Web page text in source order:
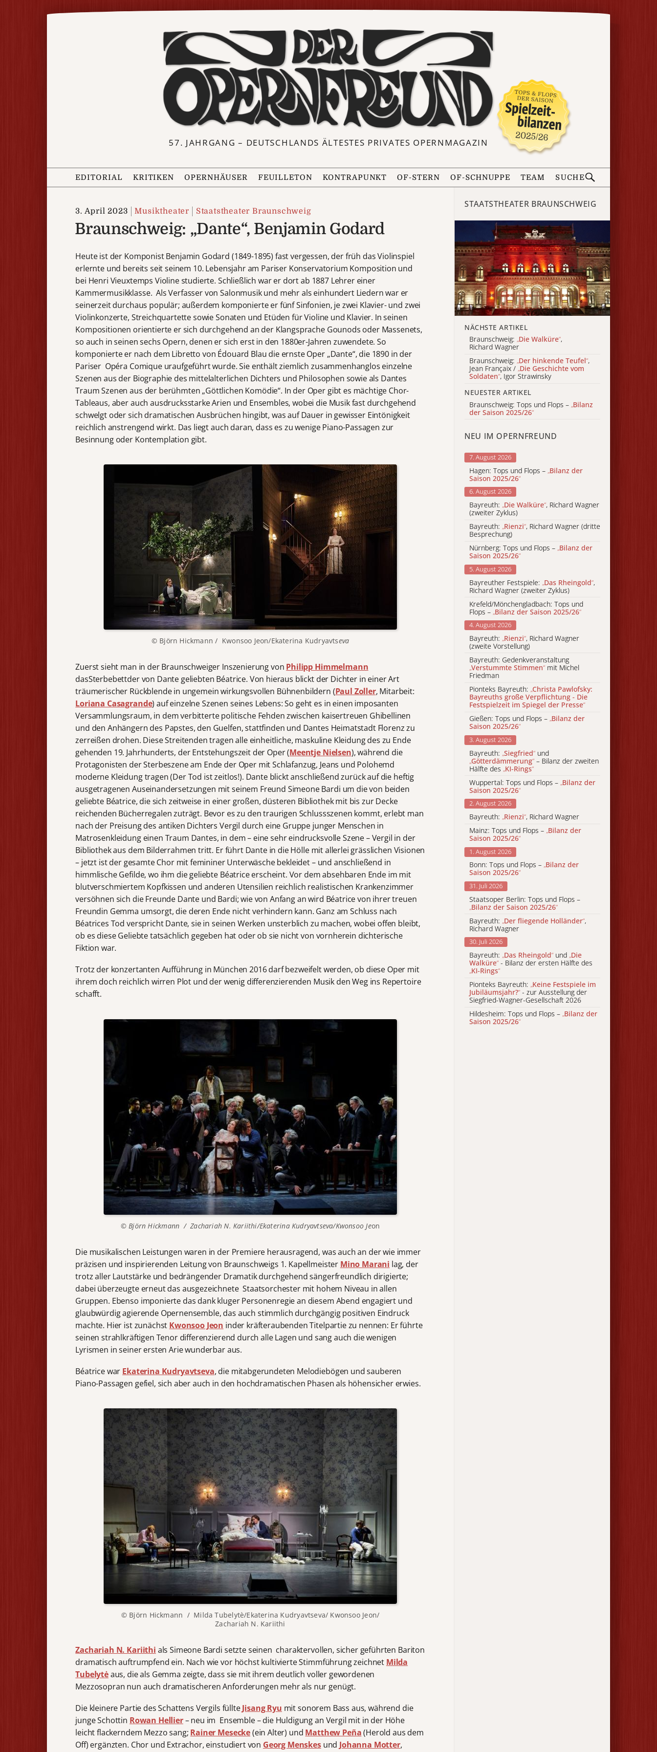
57. JAHRGANG – DEUTSCHLANDS ÄLTESTES PRIVATES OPERNMAGAZIN
EDITORIAL KRITIKEN OPERNHÄUSER FEUILLETON KONTRAPUNKT OF-STERN OF-SCHNUPPE TEAM SUCHE
3. April 2023 Musiktheater Staatstheater Braunschweig
Braunschweig: „Dante“, Benjamin Godard
Heute ist der Komponist Benjamin Godard (1849-1895) fast vergessen, der früh das Violinspiel
erlernte und bereits seit seinem 10. Lebensjahr am Pariser Konservatorium Komposition und
bei Henri Vieuxtemps Violine studierte. Schließlich war er dort ab 1887 Lehrer einer
Kammermusikklasse. Als Verfasser von Salonmusik und mehr als einhundert Liedern war er
seinerzeit durchaus populär; außerdem komponierte er fünf Sinfonien, je zwei Klavier- und zwei
Violinkonzerte, Streichquartette sowie Sonaten und Etüden für Violine und Klavier. In seinen
Kompositionen orientierte er sich durchgehend an der Klangsprache Gounods oder Massenets,
so auch in seinen sechs Opern, denen er sich erst in den 1880er-Jahren zuwendete. So
komponierte er nach dem Libretto von Édouard Blau die ernste Oper „Dante“, die 1890 in der
Pariser Opéra Comique uraufgeführt wurde. Sie enthält ziemlich zusammenhanglos einzelne
Szenen aus der Biographie des mittelalterlichen Dichters und Philosophen sowie als Dantes
Traum Szenen aus der berühmten „Göttlichen Komödie“. In der Oper gibt es mächtige Chor-
Tableaus, aber auch ausdrucksstarke Arien und Ensembles, wobei die Musik fast durchgehend
schwelgt oder sich dramatischen Ausbrüchen hingibt, was auf Dauer in gewisser Eintönigkeit
reichlich anstrengend wirkt. Das liegt auch daran, dass es zu wenige Piano-Passagen zur
Besinnung oder Kontemplation gibt.
© Björn Hickmann / Kwonsoo Jeon/Ekaterina Kudryavtseva
Zuerst sieht man in der Braunschweiger Inszenierung von Philipp Himmelmann
dasSterbebettder von Dante geliebten Béatrice. Von hieraus blickt der Dichter in einer Art
träumerischer Rückblende in ungemein wirkungsvollen Bühnenbildern (Paul Zoller, Mitarbeit:
Loriana Casagrande) auf einzelne Szenen seines Lebens: So geht es in einen imposanten
Versammlungsraum, in dem verbitterte politische Fehden zwischen kaisertreuen Ghibellinen
und den Anhängern des Papstes, den Guelfen, stattfinden und Dantes Heimatstadt Florenz zu
zerreißen drohen. Diese Streitenden tragen alle einheitliche, maskuline Kleidung des zu Ende
gehenden 19. Jahrhunderts, der Entstehungszeit der Oper (Meentje Nielsen), während die
Protagonisten der Sterbeszene am Ende der Oper mit Schlafanzug, Jeans und Polohemd
moderne Kleidung tragen (Der Tod ist zeitlos!). Dante blickt anschließend zurück auf die heftig
ausgetragenen Auseinandersetzungen mit seinem Freund Simeone Bardi um die von beiden
geliebte Béatrice, die sich zeitweise in einer großen, düsteren Bibliothek mit bis zur Decke
reichenden Bücherregalen zuträgt. Bevor es zu den traurigen Schlussszenen kommt, erlebt man
nach der Preisung des antiken Dichters Vergil durch eine Gruppe junger Menschen in
Matrosenkleidung einen Traum Dantes, in dem – eine sehr eindrucksvolle Szene – Vergil in der
Bibliothek aus dem Bilderrahmen tritt. Er führt Dante in die Hölle mit allerlei grässlichen Visionen
– jetzt ist der gesamte Chor mit femininer Unterwäsche bekleidet – und anschließend in
himmlische Gefilde, wo ihm die geliebte Béatrice erscheint. Vor dem absehbaren Ende im mit
blutverschmiertem Kopfkissen und anderen Utensilien reichlich realistischen Krankenzimmer
versöhnen sich die Freunde Dante und Bardi; wie von Anfang an wird Béatrice von ihrer treuen
Freundin Gemma umsorgt, die deren Ende nicht verhindern kann. Ganz am Schluss nach
Béatrices Tod verspricht Dante, sie in seinen Werken unsterblich zu machen, wobei offen bleibt,
ob es diese Geliebte tatsächlich gegeben hat oder ob sie nicht von vornherein dichterische
Fiktion war.
Trotz der konzertanten Aufführung in München 2016 darf bezweifelt werden, ob diese Oper mit
ihrem doch reichlich wirren Plot und der wenig differenzierenden Musik den Weg ins Repertoire
schafft.
© Björn Hickmann / Zachariah N. Kariithi/Ekaterina Kudryavtseva/Kwonsoo Jeon
Die musikalischen Leistungen waren in der Premiere herausragend, was auch an der wie immer
präzisen und inspirierenden Leitung von Braunschweigs 1. Kapellmeister Mino Marani lag, der
trotz aller Lautstärke und bedrängender Dramatik durchgehend sängerfreundlich dirigierte;
dabei überzeugte erneut das ausgezeichnete Staatsorchester mit hohem Niveau in allen
Gruppen. Ebenso imponierte das dank kluger Personenregie an diesem Abend engagiert und
glaubwürdig agierende Opernensemble, das auch stimmlich durchgängig positiven Eindruck
machte. Hier ist zunächst Kwonsoo Jeon inder kräfteraubenden Titelpartie zu nennen: Er führte
seinen strahlkräftigen Tenor differenzierend durch alle Lagen und sang auch die wenigen
Lyrismen in seiner ersten Arie wunderbar aus.
Béatrice war Ekaterina Kudryavtseva, die mitabgerundeten Melodiebögen und sauberen
Piano-Passagen gefiel, sich aber auch in den hochdramatischen Phasen als höhensicher erwies.
© Björn Hickmann / Milda Tubelytè/Ekaterina Kudryavtseva/ Kwonsoo Jeon/
Zachariah N. Kariithi
Zachariah N. Kariithi als Simeone Bardi setzte seinen charaktervollen, sicher geführten Bariton
dramatisch auftrumpfend ein. Nach wie vor höchst kultivierte Stimmführung zeichnet Milda
Tubelytėaus, die als Gemma zeigte, dass sie mit ihrem deutlich voller gewordenen
Mezzosopran nun auch dramatischeren Anforderungen mehr als nur genügt.
Die kleinere Partie des Schattens Vergils füllteJisang Ryu mit sonorem Bass aus, während die
junge Schottin Rowan Hellier– neu im Ensemble – die Huldigung an Vergil mit in der Höhe
leicht flackerndem Mezzo sang; Rainer Mesecke(ein Alter) und Matthew Peña(Herold aus dem
Off) ergänzten. Chor und Extrachor, einstudiert von Georg Menskes und Johanna Motter,
STAATSTHEATER BRAUNSCHWEIG
NÄCHSTE ARTIKEL
Braunschweig: „Die Walküre“,
Richard Wagner
Braunschweig: „Der hinkende Teufel“,
Jean Françaix / „Die Geschichte vom
Soldaten“, Igor Strawinsky
NEUESTER ARTIKEL
Braunschweig: Tops und Flops – „Bilanz
der Saison 2025/26“
NEU IM OPERNFREUND
7. August 2026
Hagen: Tops und Flops – „Bilanz der
Saison 2025/26“
6. August 2026
Bayreuth: „Die Walküre“, Richard Wagner
(zweiter Zyklus)
Bayreuth: „Rienzi“, Richard Wagner (dritte
Besprechung)
Nürnberg: Tops und Flops – „Bilanz der
Saison 2025/26“
5. August 2026
Bayreuther Festspiele: „Das Rheingold“,
Richard Wagner (zweiter Zyklus)
Krefeld/Mönchengladbach: Tops und
Flops – „Bilanz der Saison 2025/26“
4. August 2026
Bayreuth: „Rienzi“, Richard Wagner
(zweite Vorstellung)
Bayreuth: Gedenkveranstaltung
„Verstummte Stimmen“ mit Michel
Friedman
Pionteks Bayreuth: „Christa Pawlofsky:
Bayreuths große Verpflichtung - Die
Festspielzeit im Spiegel der Presse“
Gießen: Tops und Flops – „Bilanz der
Saison 2025/26“
3. August 2026
Bayreuth: „Siegfried“ und
„Götterdämmerung“ – Bilanz der zweiten
Hälfte des „KI-Rings“
Wuppertal: Tops und Flops – „Bilanz der
Saison 2025/26“
2. August 2026
Bayreuth: „Rienzi“, Richard Wagner
Mainz: Tops und Flops – „Bilanz der
Saison 2025/26“
1. August 2026
Bonn: Tops und Flops – „Bilanz der
Saison 2025/26“
31. Juli 2026
Staatsoper Berlin: Tops und Flops –
„Bilanz der Saison 2025/26“
Bayreuth: „Der fliegende Holländer“,
Richard Wagner
30. Juli 2026
Bayreuth: „Das Rheingold“ und „Die
Walküre“ - Bilanz der ersten Hälfte des
„KI-Rings“
Pionteks Bayreuth: „Keine Festspiele im
Jubiläumsjahr?“ - zur Ausstellung der
Siegfried-Wagner-Gesellschaft 2026
Hildesheim: Tops und Flops – „Bilanz der
Saison 2025/26“